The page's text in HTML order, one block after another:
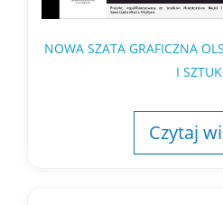
NOWA SZATA GRAFICZNA
I
Czytaj